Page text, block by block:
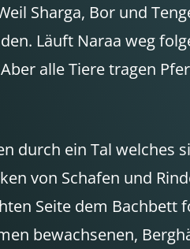
Sharga, Bor und
Läuft Naraa weg
alle Tiere tragen
durch ein Tal welches
von Schafen und
Seite dem
bewachsenen,